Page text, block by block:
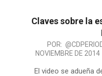
Claves sobre la
POR:
NOVIEMBRE DE 2014
El video se adueña